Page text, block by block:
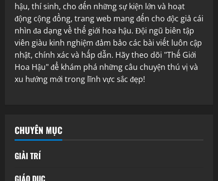
hậu, thí sinh, cho đến những sự kiện lớn và hoạt
động cộng đồng, trang web mang đến cho độc giả cái
nhìn đa dạng về thế giới hoa hậu. Đội ngũ biên tập
viên giàu kinh nghiệm đảm bảo các bài viết luôn cập
nhật, chính xác và hấp dẫn. Hãy theo dõi "Thế Giới
Hoa Hậu" để khám phá những câu chuyện thú vị và
xu hướng mới trong lĩnh vực sắc đẹp!
CHUYÊN MỤC
GIẢI TRÍ
GIÁO DỤC